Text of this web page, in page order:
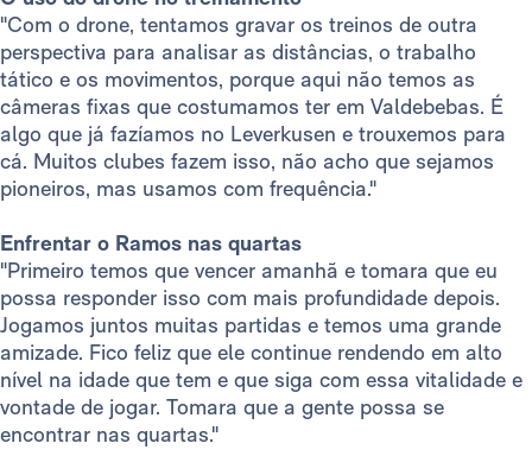
"Com o drone, tentamos gravar os treinos de outra
perspectiva para analisar as distâncias, o trabalho
tático e os movimentos, porque aqui não temos as
câmeras fixas que costumamos ter em Valdebebas. É
algo que já fazíamos no Leverkusen e trouxemos para
cá. Muitos clubes fazem isso, não acho que sejamos
pioneiros, mas usamos com frequência."
Enfrentar o Ramos nas quartas
"Primeiro temos que vencer amanhã e tomara que eu
possa responder isso com mais profundidade depois.
Jogamos juntos muitas partidas e temos uma grande
amizade. Fico feliz que ele continue rendendo em alto
nível na idade que tem e que siga com essa vitalidade e
vontade de jogar. Tomara que a gente possa se
encontrar nas quartas."